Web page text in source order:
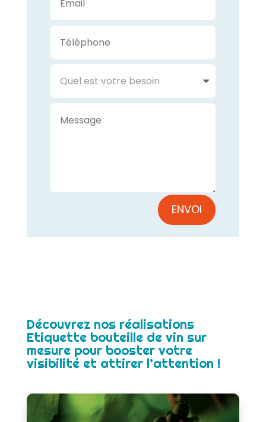
ENVOI
Découvrez nos réalisations
Etiquette bouteille de vin sur
mesure pour booster votre
visibilité et attirer l’attention !